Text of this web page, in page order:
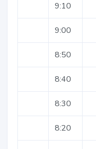
9:10
9:00
8:50
8:40
8:30
8:20